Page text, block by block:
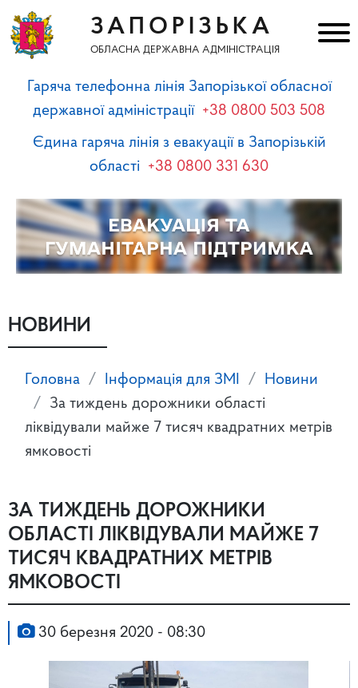
ЗАПОРІЗЬКА
ОБЛАСНА ДЕРЖАВНА АДМІНІСТРАЦІЯ
Гаряча телефонна лінія Запорізької обласної
державної адміністрації +38 0800 503 508
Єдина гаряча лінія з евакуації в Запорізькій
області +38 0800 331 630
НОВИНИ
Головна Інформація для ЗМІ
Новини
За тиждень дорожники області
ліквідували майже 7 тисяч квадратних метрів
ямковості
ЗА ТИЖДЕНЬ ДОРОЖНИКИ
ОБЛАСТІ ЛІКВІДУВАЛИ МАЙЖЕ 7
ТИСЯЧ КВАДРАТНИХ МЕТРІВ
ЯМКОВОСТІ
30 березня 2020 - 08:30